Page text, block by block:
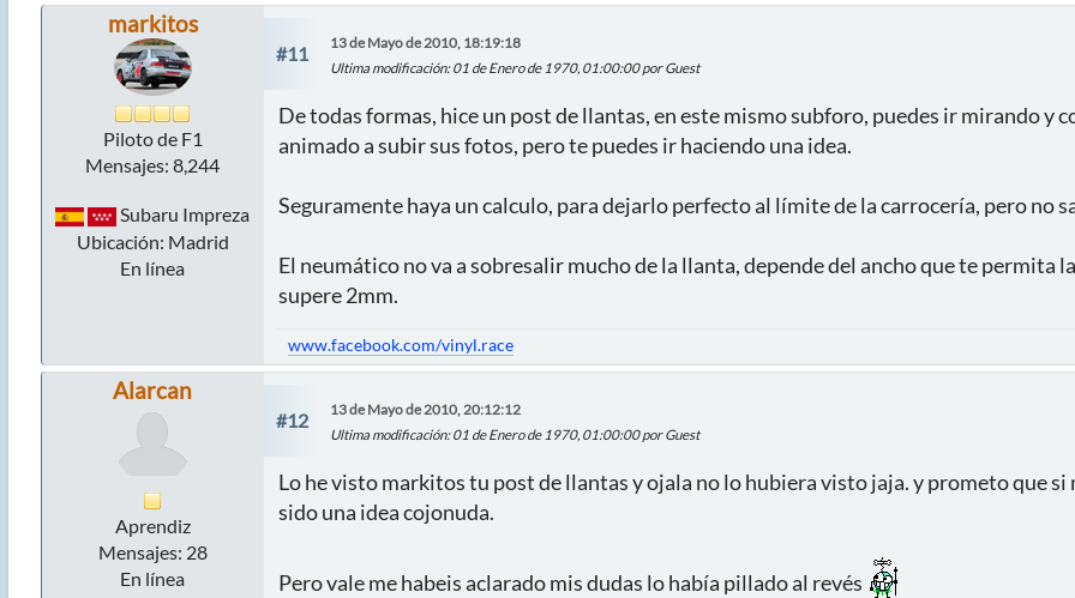
markitos
Piloto de F1
Mensajes: 8,244
Subaru Impreza
Ubicación: Madrid
En línea
#11
13 de Mayo de 2010, 18:19:18
Ultima modificación: 01 de Enero de 1970, 01:00:00 por Guest
De todas formas, hice un post de llantas, en este mismo subforo, puedes ir mirando y
animado a subir sus fotos, pero te puedes ir haciendo una idea.
Seguramente haya un calculo, para dejarlo perfecto al límite de la carrocería, pero no
El neumático no va a sobresalir mucho de la llanta, depende del ancho que te permita
supere 2mm.
www.facebook.com/vinyl.race
Alarcan
Aprendiz
Mensajes: 28
En línea
#12
13 de Mayo de 2010, 20:12:12
Ultima modificación: 01 de Enero de 1970, 01:00:00 por Guest
Lo he visto markitos tu post de llantas y ojala no lo hubiera visto jaja. y prometo que si
sido una idea cojonuda.
Pero vale me habeis aclarado mis dudas lo había pillado al revés